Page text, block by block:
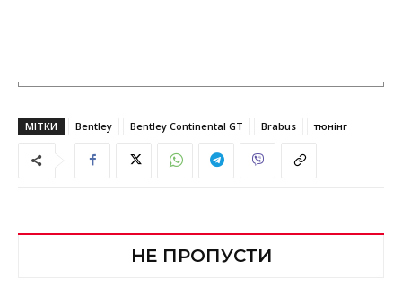
МІТКИ Bentley Bentley Continental GT Brabus тюнінг
НЕ ПРОПУСТИ